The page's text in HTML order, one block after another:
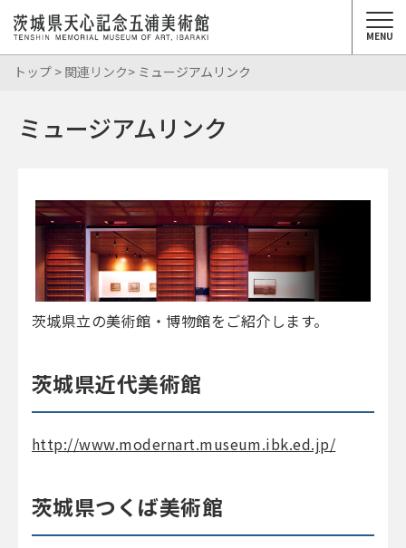
MENU
トップ > 関連リンク> ミュージアムリンク
ミュージアムリンク
茨城県立の美術館・博物館をご紹介します。
茨城県近代美術館
http://www.modernart.museum.ibk.ed.jp/
茨城県つくば美術館